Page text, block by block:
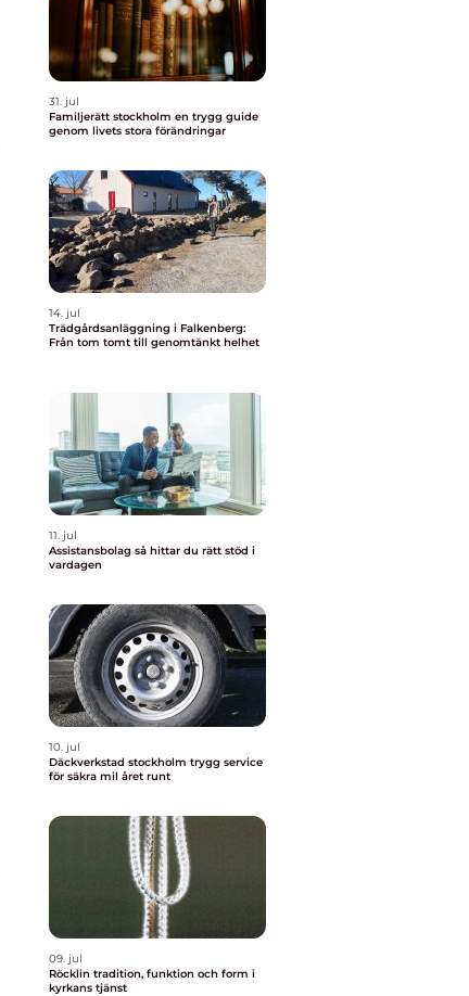
31. jul
Familjerätt stockholm en trygg guide
genom livets stora förändringar
14. jul
Trädgårdsanläggning i Falkenberg:
Från tom tomt till genomtänkt helhet
11. jul
Assistansbolag så hittar du rätt stöd i
vardagen
10. jul
Däckverkstad stockholm trygg service
för säkra mil året runt
09. jul
Röcklin tradition, funktion och form i
kyrkans tjänst